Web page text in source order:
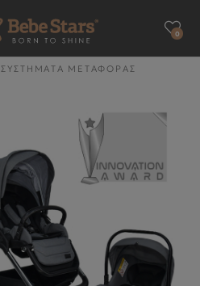
0
ΣΥΣΤΗΜΑΤΑ ΜΕΤΑΦΟΡΑΣ